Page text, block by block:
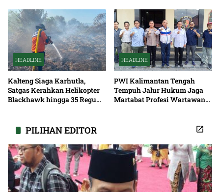
HEADLINE
Kalteng Siaga Karhutla,
Satgas Kerahkan Helikopter
Blackhawk hingga 35 Regu
HEADLINE
PWI Kalimantan Tengah
Tempuh Jalur Hukum Jaga
Martabat Profesi Wartawan
PILIHAN EDITOR